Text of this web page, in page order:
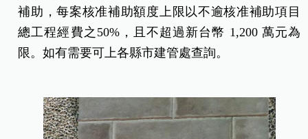
補助，每案核准補助額度上限以不逾核准補助項目
總工程經費之50%，且不超過新台幣 1,200 萬元為
限。如有需要可上各縣市建管處查詢。